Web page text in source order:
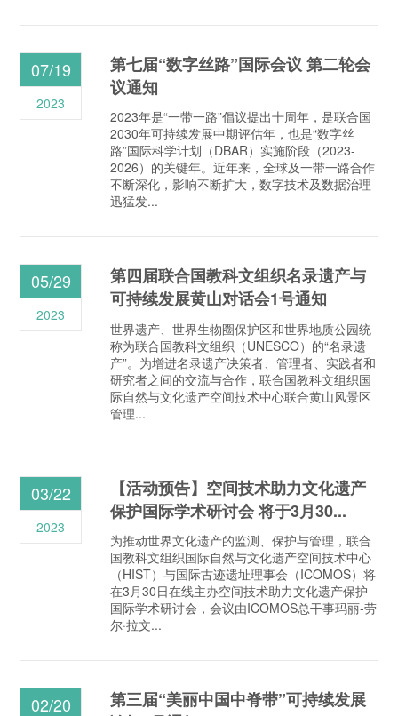
第七届“数字丝路”国际会议 第二轮会
议通知
2023年是“一带一路”倡议提出十周年，是联合国
2030年可持续发展中期评估年，也是“数字丝
路”国际科学计划（DBAR）实施阶段（2023-
2026）的关键年。近年来，全球及一带一路合作
不断深化，影响不断扩大，数字技术及数据治理
迅猛发...
07/19
2023
第四届联合国教科文组织名录遗产与
可持续发展黄山对话会1号通知
世界遗产、世界生物圈保护区和世界地质公园统
称为联合国教科文组织（UNESCO）的“名录遗
产”。为增进名录遗产决策者、管理者、实践者和
研究者之间的交流与合作，联合国教科文组织国
际自然与文化遗产空间技术中心联合黄山风景区
管理...
05/29
2023
【活动预告】空间技术助力文化遗产
保护国际学术研讨会 将于3月30...
为推动世界文化遗产的监测、保护与管理，联合
国教科文组织国际自然与文化遗产空间技术中心
（HIST）与国际古迹遗址理事会（ICOMOS）将
在3月30日在线主办空间技术助力文化遗产保护
国际学术研讨会，会议由ICOMOS总干事玛丽-劳
尔·拉文...
03/22
2023
第三届“美丽中国中脊带”可持续发展
02/20